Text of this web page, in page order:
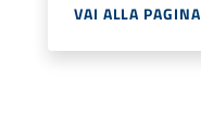
VAI ALLA PAGINA